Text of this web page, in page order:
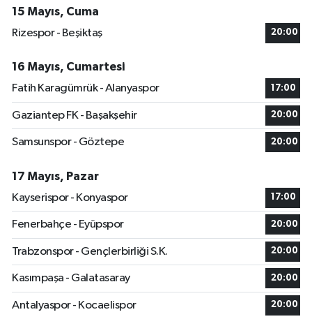
15 Mayıs, Cuma
Rizespor - Beşiktaş
20:00
16 Mayıs, Cumartesi
Fatih Karagümrük - Alanyaspor
17:00
Gaziantep FK - Başakşehir 20:00
Samsunspor - Göztepe 20:00
17 Mayıs, Pazar
Kayserispor - Konyaspor
17:00
Fenerbahçe - Eyüpspor 20:00
Trabzonspor - Gençlerbirliği S.K. 20:00
Kasımpaşa - Galatasaray 20:00
Antalyaspor - Kocaelispor 20:00